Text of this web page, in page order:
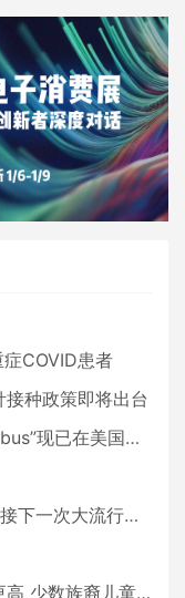
COVID患者
种政策即将出台
美国占据主导地位
次大流行了吗？
族裔儿童存在差异